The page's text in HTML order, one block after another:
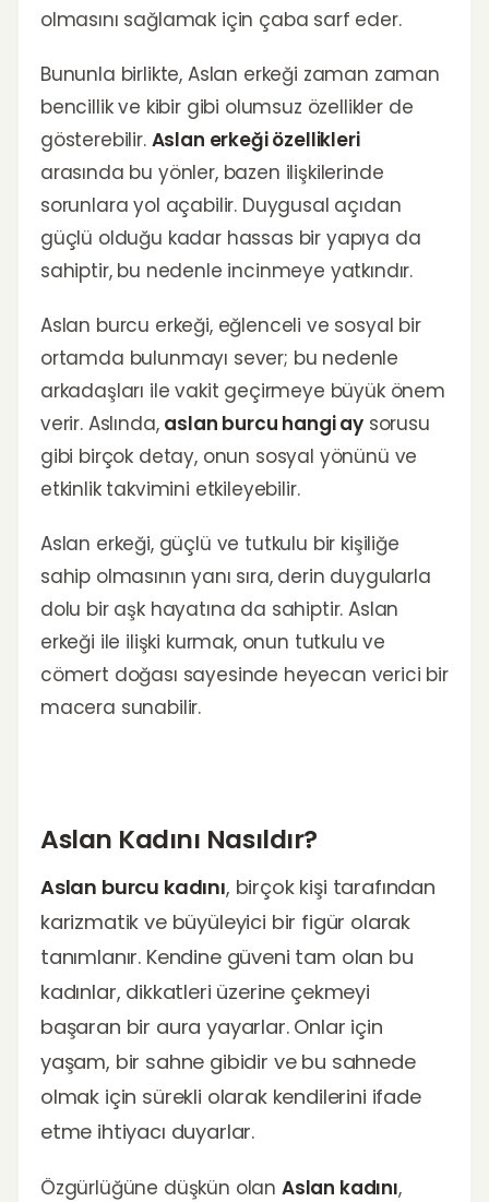
olmasını sağlamak için çaba sarf eder.
Bununla birlikte, Aslan erkeği zaman zaman
bencillik ve kibir gibi olumsuz özellikler de
gösterebilir. Aslan erkeği özellikleri
arasında bu yönler, bazen ilişkilerinde
sorunlara yol açabilir. Duygusal açıdan
güçlü olduğu kadar hassas bir yapıya da
sahiptir, bu nedenle incinmeye yatkındır.
Aslan burcu erkeği, eğlenceli ve sosyal bir
ortamda bulunmayı sever; bu nedenle
arkadaşları ile vakit geçirmeye büyük önem
verir. Aslında, aslan burcu hangi aysorusu
gibi birçok detay, onun sosyal yönünü ve
etkinlik takvimini etkileyebilir.
Aslan erkeği, güçlü ve tutkulu bir kişiliğe
sahip olmasının yanı sıra, derin duygularla
dolu bir aşk hayatına da sahiptir. Aslan
erkeği ile ilişki kurmak, onun tutkulu ve
cömert doğası sayesinde heyecan verici bir
macera sunabilir.
Aslan Kadını Nasıldır?
Aslan burcu kadını, birçok kişi tarafından
karizmatik ve büyüleyici bir figür olarak
tanımlanır. Kendine güveni tam olan bu
kadınlar, dikkatleri üzerine çekmeyi
başaran bir aura yayarlar. Onlar için
yaşam, bir sahne gibidir ve bu sahnede
olmak için sürekli olarak kendilerini ifade
etme ihtiyacı duyarlar.
Özgürlüğüne düşkün olan Aslan kadını,